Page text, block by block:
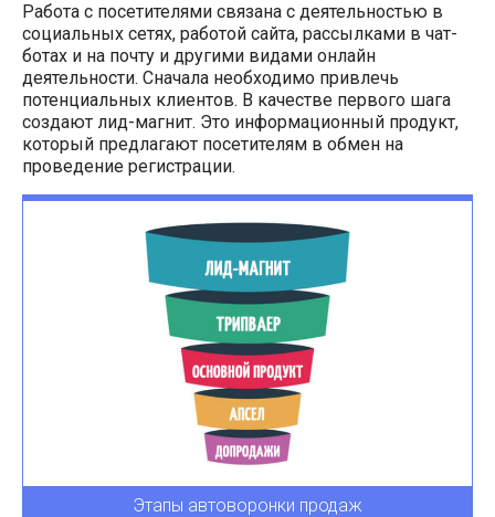
Работа с посетителями связана с деятельностью в
социальных сетях, работой сайта, рассылками в чат-
ботах и на почту и другими видами онлайн
деятельности. Сначала необходимо привлечь
потенциальных клиентов. В качестве первого шага
создают лид-магнит. Это информационный продукт,
который предлагают посетителям в обмен на
проведение регистрации.
Этапы автоворонки продаж